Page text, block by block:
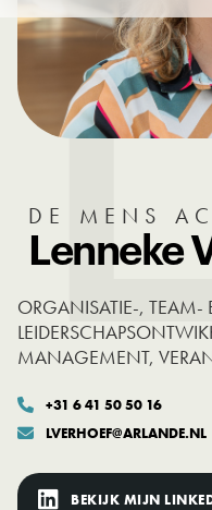
DE MENS
Lenneke
ORGANISATIE-, TEAM-
MANAGEMENT,
 +31 6 41 50 50 16
 LVERHOEF@ARLANDE.NL
BEKIJK MIJN